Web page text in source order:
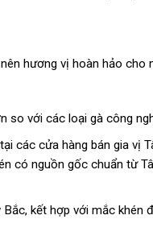
hương vị hoàn hảo cho
so với các loại gà công
các cửa hàng bán gia vị
có nguồn gốc chuẩn từ
kết hợp với mắc khén